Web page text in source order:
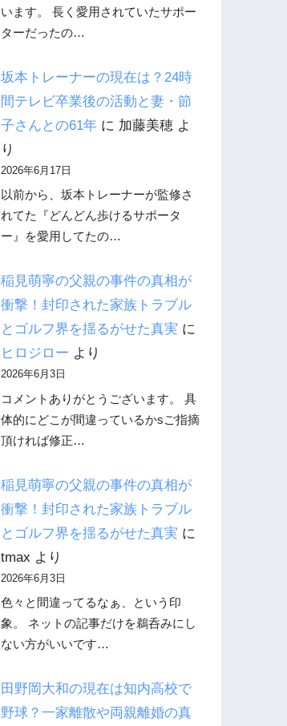
います。 長く愛用されていたサポー
ターだったの…
坂本トレーナーの現在は？24時
間テレビ卒業後の活動と妻・節
子さんとの61年に 加藤美穂よ
り
2026年6月17日
以前から、坂本トレーナーが監修さ
れてた『どんどん歩けるサポータ
ー』を愛用してたの…
稲見萌寧の父親の事件の真相が
衝撃！封印された家族トラブル
とゴルフ界を揺るがせた真実 に
ヒロジロー より
2026年6月3日
コメントありがとうございます。 具
体的にどこが間違っているかsご指摘
頂ければ修正…
稲見萌寧の父親の事件の真相が
衝撃！封印された家族トラブル
とゴルフ界を揺るがせた真実 に
tmax より
2026年6月3日
色々と間違ってるなぁ、という印
象。 ネットの記事だけを鵜呑みにし
ない方がいいです…
田野岡大和の現在は知内高校で
野球？一家離散や両親離婚の真